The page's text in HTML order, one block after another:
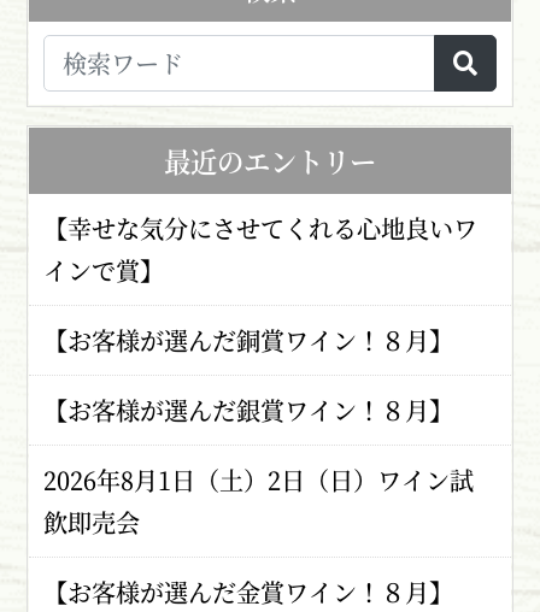
最近のエントリー
【幸せな気分にさせてくれる心地良いワ
インで賞】
【お客様が選んだ銅賞ワイン！８月】
【お客様が選んだ銀賞ワイン！８月】
2026年8月1日（土）2日（日）ワイン試
飲即売会
【お客様が選んだ金賞ワイン！８月】